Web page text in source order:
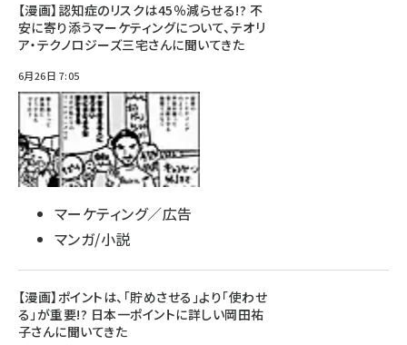
【漫画】認知症のリスクは45％減らせる!? 不
安に寄り添うマーケティングについて、テオリ
ア・テクノロジーズ三宅さんに聞いてきた
6月26日 7:05
マーケティング／広告
マンガ/小説
【漫画】ポイントは、「貯めさせる」より「使わせ
る」が重要!? 日本一ポイントに詳しい岡田祐
子さんに聞いてきた